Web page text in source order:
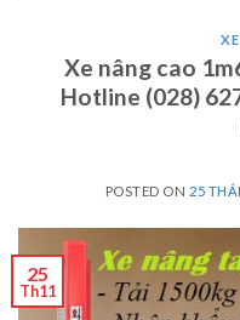
Xe nâng cao
Hotline (028)
POSTED ON 25
25
Th11